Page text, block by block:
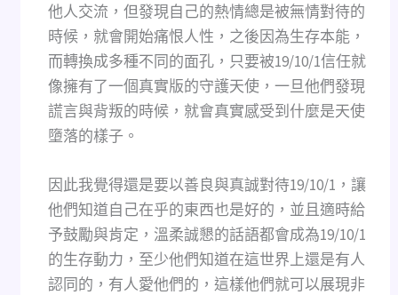
他人交流，但發現自己的熱情總是被無情對待的
時候，就會開始痛恨人性，之後因為生存本能，
而轉換成多種不同的面孔，只要被19/10/1信任就
像擁有了一個真實版的守護天使，一旦他們發現
謊言與背叛的時候，就會真實感受到什麼是天使
墮落的樣子。
因此我覺得還是要以善良與真誠對待19/10/1，讓
他們知道自己在乎的東西也是好的，並且適時給
予鼓勵與肯定，溫柔誠懇的話語都會成為19/10/1
的生存動力，至少他們知道在這世界上還是有人
認同的，有人愛他們的，這樣他們就可以展現非